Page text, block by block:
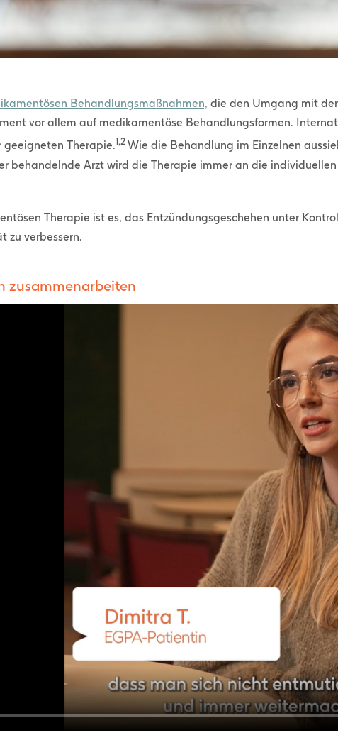
Behandlungsmaßnahmen, die den Umgang mit
vor allem auf medikamentöse Behandlungsformen.
geeigneten Therapie.1,2Wie die Behandlung im Einzelnen
behandelnde Arzt wird die Therapie immer an die
Therapie ist es, das Entzündungsgeschehen unter
zu verbessern.
zusammenarbeiten